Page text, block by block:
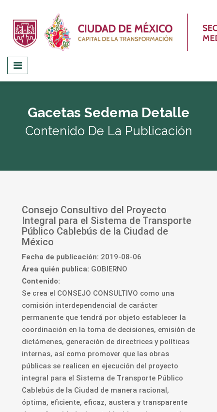
Gacetas Sedema Detalle
Contenido De La Publicación
Consejo Consultivo del Proyecto
Integral para el Sistema de Transporte
Público Cablebús de la Ciudad de
México
Fecha de publicación: 2019-08-06
Área quién publica: GOBIERNO
Contenido:
Se crea el CONSEJO CONSULTIVO como una
comisión interdependencial de carácter
permanente que tendrá por objeto establecer la
coordinación en la toma de decisiones, emisión de
dictámenes, generación de directrices y políticas
internas, así como promover que las obras
públicas se realicen en ejecución del proyecto
integral para el Sistema de Transporte Público
Cablebús de la Ciudad de manera racional,
óptima, eficiente, eficaz, austera y transparente